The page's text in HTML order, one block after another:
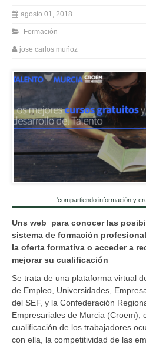
agosto 01, 2018
Formación
jose carlos muñoz
'compartiendo información y
Uns web para conocer las
sistema de formación
la oferta formativa o acceder a
mejorar su cualificación
Se trata de una plataforma virtual
de Empleo, Universidades,
del SEF, y la Confederación
Empresariales de Murcia (Croem),
cualificación de los trabajadores
con ella, la competitividad de las